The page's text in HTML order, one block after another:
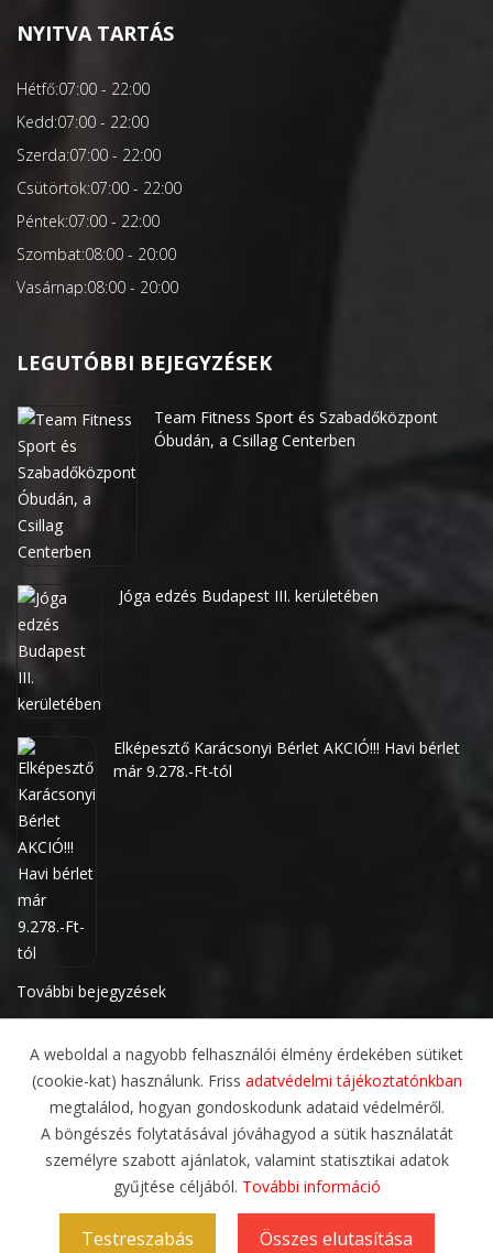
A weboldal a nagyobb felhasználói élmény érdekében sütiket
(cookie-kat) használunk. Friss adatvédelmi tájékoztatónkban
megtalálod, hogyan gondoskodunk adataid védelméről.
A böngészés folytatásával jóváhagyod a sütik használatát
személyre szabott ajánlatok, valamint statisztikai adatok
gyűjtése céljából. További információ
Testreszabás Összes elutasítása
NYITVA TARTÁS
Hétfő:07:00 - 22:00
Kedd:07:00 - 22:00
Szerda:07:00 - 22:00
Csütörtök:07:00 - 22:00
Péntek:07:00 - 22:00
Szombat:08:00 - 20:00
Vasárnap:08:00 - 20:00
LEGUTÓBBI BEJEGYZÉSEK
Team Fitness Sport és Szabadőközpont
Óbudán, a Csillag Centerben
Jóga edzés Budapest III. kerületében
Elképesztő Karácsonyi Bérlet AKCIÓ!!! Havi bérlet
már 9.278.-Ft-tól
További bejegyzések
ADATVÉDELMI IRÁNYELVEK
ÁLTALÁNOS SZERZŐDÉSI FELTÉTELEK
RÓLUNK